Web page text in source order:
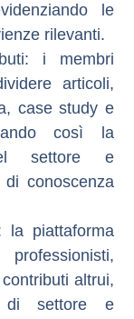
le
rilevanti.
: i membri
articoli,
case study e
così la
settore e
conoscenza
la piattaforma
altrui,
di settore e